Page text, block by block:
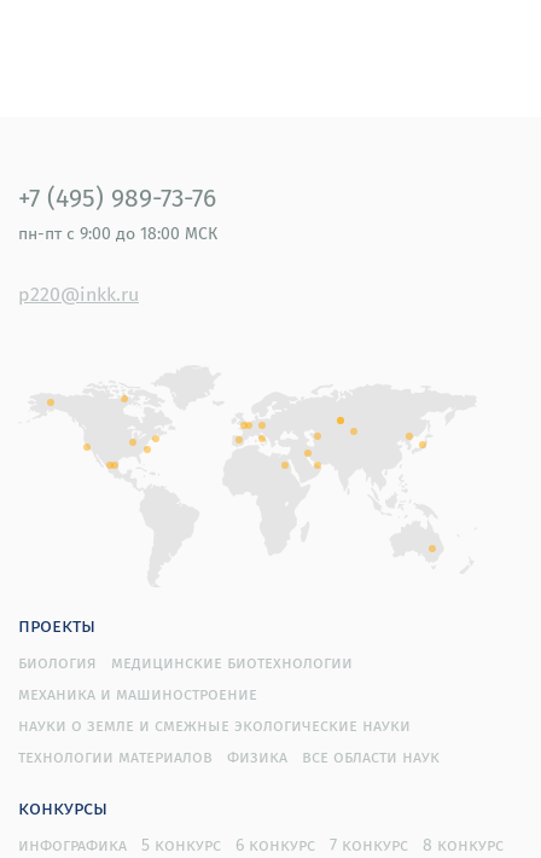
+7 (495) 989-73-76
пн-пт с 9:00 до 18:00 МСК
p220@inkk.ru
проекты
биология
медицинские биотехнологии
механика и машиностроение
науки о земле и смежные экологические науки
технологии материалов
физика все области наук
конкурсы
инфографика 5 конкурс 6 конкурс 7 конкурс
8 конкурс